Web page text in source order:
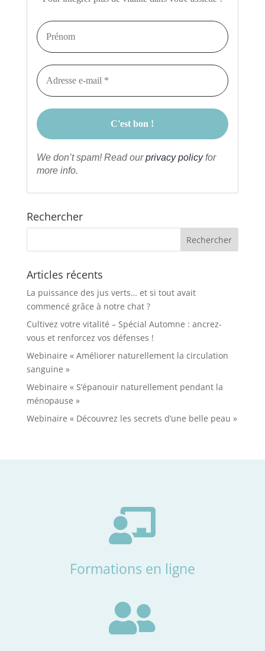
We don’t spam! Read ourprivacy policyfor
more info.
Rechercher
Articles récents
La puissance des jus verts… et si tout avait
commencé grâce à notre chat ?
Cultivez votre vitalité – Spécial Automne : ancrez-
vous et renforcez vos défenses !
Webinaire « Améliorer naturellement la circulation
sanguine »
Webinaire « S’épanouir naturellement pendant la
ménopause »
Webinaire « Découvrez les secrets d’une belle peau »

Formations en ligne
